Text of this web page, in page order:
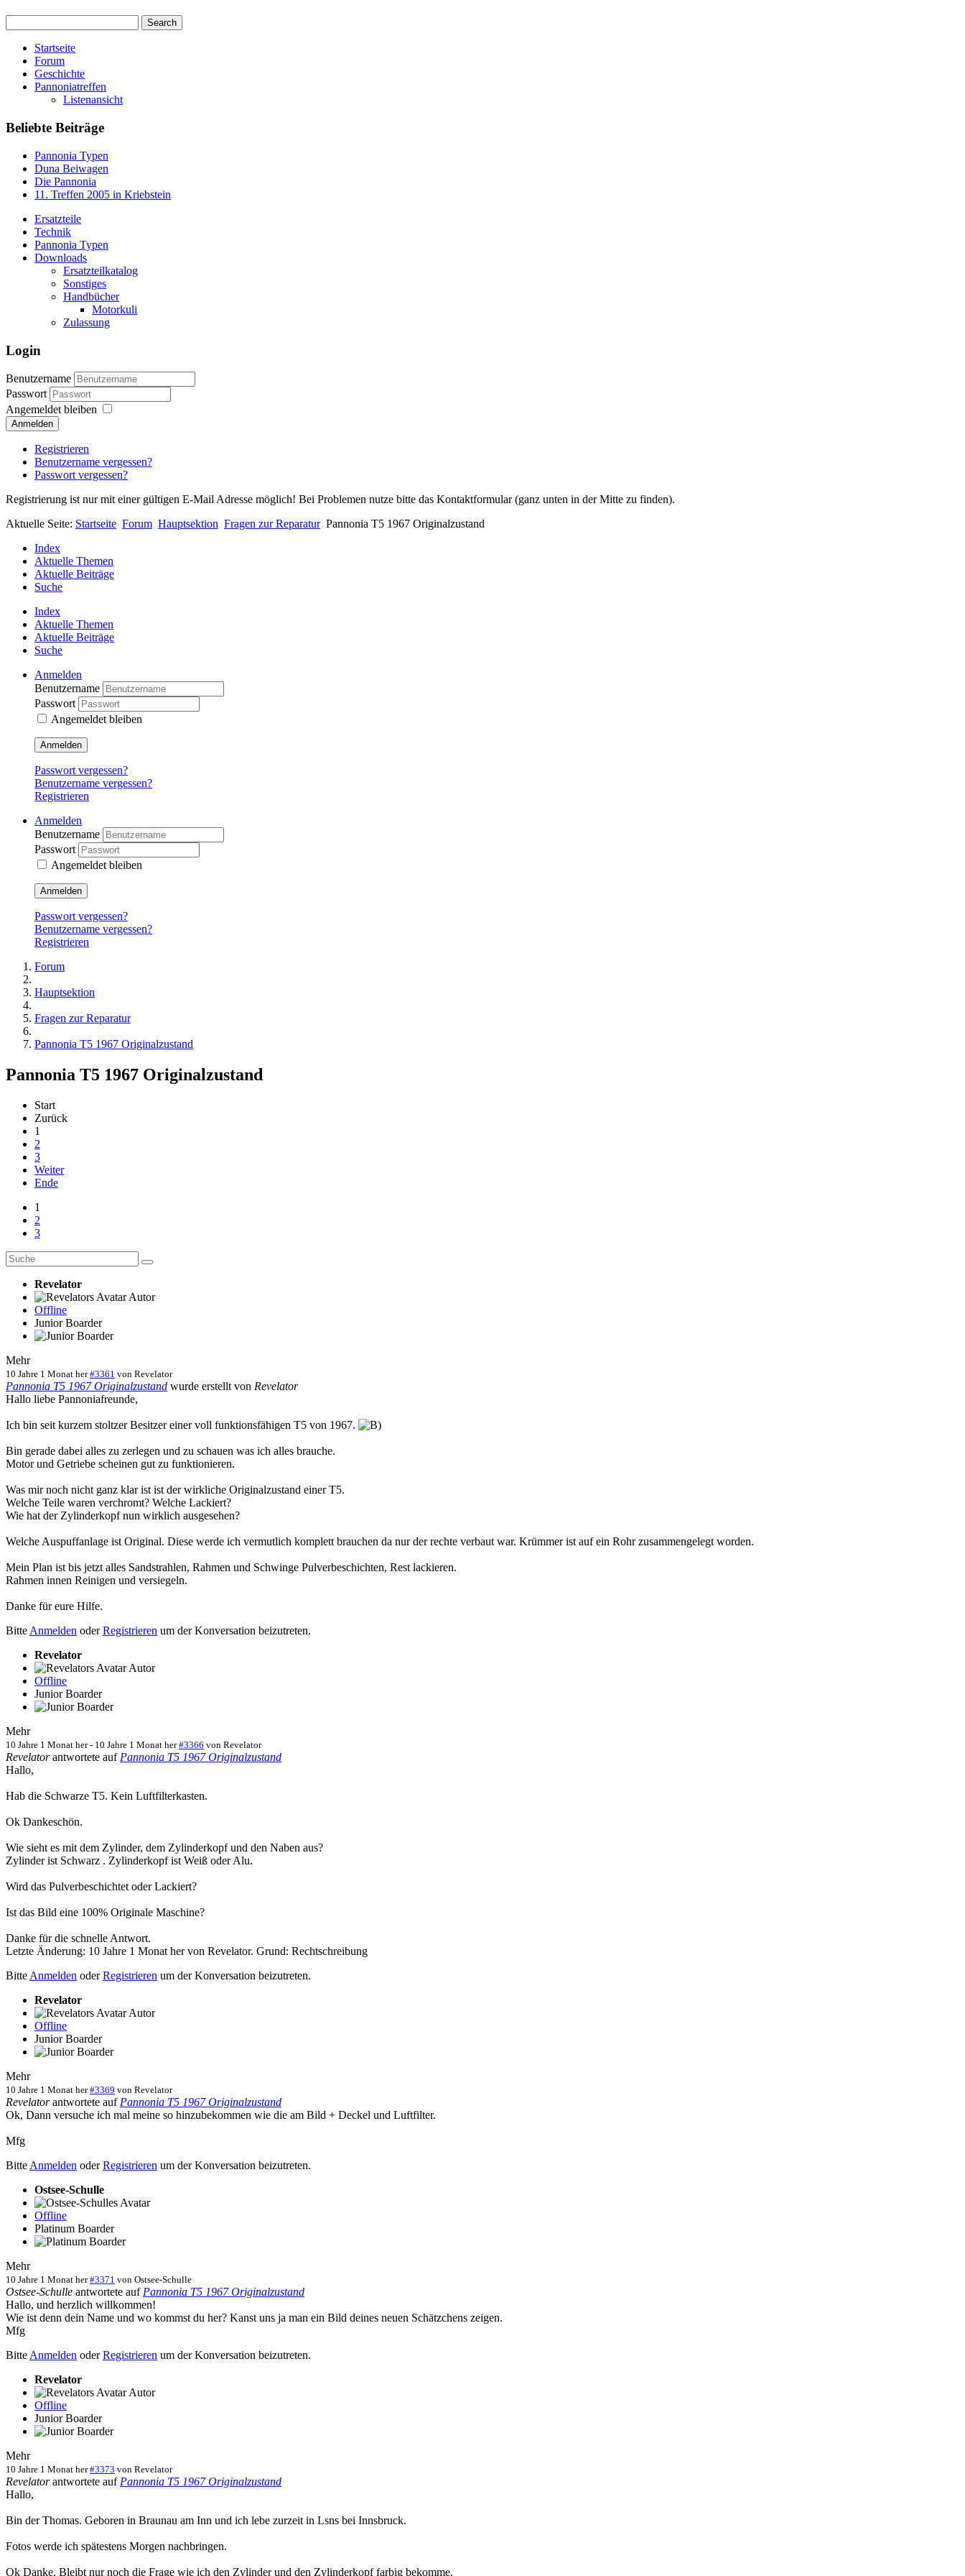
Startseite
Forum
Geschichte
Pannoniatreffen
Listenansicht
Beliebte Beiträge
Pannonia Typen
Duna Beiwagen
Die Pannonia
11. Treffen 2005 in Kriebstein
Ersatzteile
Technik
Pannonia Typen
Downloads
Ersatzteilkatalog
Sonstiges
Handbücher
Motorkuli
Zulassung
Login
Benutzername
Passwort
Angemeldet bleiben
Anmelden
Registrieren
Benutzername vergessen?
Passwort vergessen?
Registrierung ist nur mit einer gültigen E-Mail Adresse möglich! Bei Problemen nutze bitte das Kontaktformular (ganz unten in der Mitte zu finden).
Aktuelle Seite: Startseite Forum Hauptsektion Fragen zur Reparatur Pannonia T5 1967 Originalzustand
Index
Aktuelle Themen
Aktuelle Beiträge
Suche
Index
Aktuelle Themen
Aktuelle Beiträge
Suche
Anmelden
Benutzername
Passwort
Angemeldet bleiben
Anmelden
Passwort vergessen?
Benutzername vergessen?
Registrieren
Anmelden
Benutzername
Passwort
Angemeldet bleiben
Anmelden
Passwort vergessen?
Benutzername vergessen?
Registrieren
Forum
Hauptsektion
Fragen zur Reparatur
Pannonia T5 1967 Originalzustand
Pannonia T5 1967 Originalzustand
Start
Zurück
1
2
3
Weiter
Ende
1
2
3
Revelator
Autor
Offline
Junior Boarder
Mehr
10 Jahre 1 Monat her #3361 von Revelator
Pannonia T5 1967 Originalzustand wurde erstellt von Revelator
Hallo liebe Pannoniafreunde,
Ich bin seit kurzem stoltzer Besitzer einer voll funktionsfähigen T5 von 1967.
Bin gerade dabei alles zu zerlegen und zu schauen was ich alles brauche.
Motor und Getriebe scheinen gut zu funktionieren.
Was mir noch nicht ganz klar ist ist der wirkliche Originalzustand einer T5.
Welche Teile waren verchromt? Welche Lackiert?
Wie hat der Zylinderkopf nun wirklich ausgesehen?
Welche Auspuffanlage ist Original. Diese werde ich vermutlich komplett brauchen da nur der rechte verbaut war. Krümmer ist auf ein Rohr zusammengelegt worden.
Mein Plan ist bis jetzt alles Sandstrahlen, Rahmen und Schwinge Pulverbeschichten, Rest lackieren.
Rahmen innen Reinigen und versiegeln.
Danke für eure Hilfe.
Bitte Anmelden oderRegistrieren um der Konversation beizutreten.
Revelator
Autor
Offline
Junior Boarder
Mehr
10 Jahre 1 Monat her- 10 Jahre 1 Monat her #3366 von Revelator
Revelatorantwortete auf Pannonia T5 1967 Originalzustand
Hallo,
Hab die Schwarze T5. Kein Luftfilterkasten.
Ok Dankeschön.
Wie sieht es mit dem Zylinder, dem Zylinderkopf und den Naben aus?
Zylinder ist Schwarz . Zylinderkopf ist Weiß oder Alu.
Wird das Pulverbeschichtet oder Lackiert?
Ist das Bild eine 100% Originale Maschine?
Danke für die schnelle Antwort.
Letzte Änderung: 10 Jahre 1 Monat her von Revelator. Grund: Rechtschreibung
Bitte Anmelden oderRegistrieren um der Konversation beizutreten.
Revelator
Autor
Offline
Junior Boarder
Mehr
10 Jahre 1 Monat her #3369 von Revelator
Revelatorantwortete auf Pannonia T5 1967 Originalzustand
Ok, Dann versuche ich mal meine so hinzubekommen wie die am Bild + Deckel und Luftfilter.
Mfg
Bitte Anmelden oderRegistrieren um der Konversation beizutreten.
Ostsee-Schulle
Offline
Platinum Boarder
Mehr
10 Jahre 1 Monat her #3371 von Ostsee-Schulle
Ostsee-Schulle antwortete auf Pannonia T5 1967 Originalzustand
Hallo, und herzlich willkommen!
Wie ist denn dein Name und wo kommst du her? Kanst uns ja man ein Bild deines neuen Schätzchens zeigen.
Mfg
Bitte Anmelden oderRegistrieren um der Konversation beizutreten.
Revelator
Autor
Offline
Junior Boarder
Mehr
10 Jahre 1 Monat her #3373 von Revelator
Revelatorantwortete auf Pannonia T5 1967 Originalzustand
Hallo,
Bin der Thomas. Geboren in Braunau am Inn und ich lebe zurzeit in Lsns bei Innsbruck.
Fotos werde ich spätestens Morgen nachbringen.
Ok Danke. Bleibt nur noch die Frage wie ich den Zylinder und den Zylinderkopf farbig bekomme.